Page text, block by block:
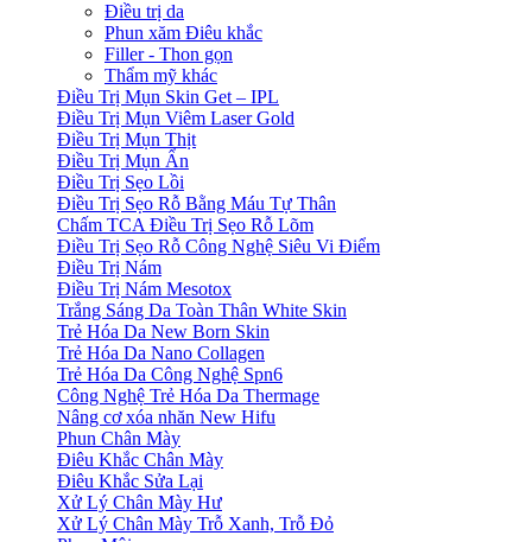
Điều trị da
Phun xăm Điêu khắc
Filler - Thon gọn
Thẩm mỹ khác
Điều Trị Mụn Skin Get – IPL
Điều Trị Mụn Viêm Laser Gold
Điều Trị Mụn Thịt
Điều Trị Mụn Ẩn
Điều Trị Sẹo Lồi
Điều Trị Sẹo Rỗ Bằng Máu Tự Thân
Chấm TCA Điều Trị Sẹo Rỗ Lõm
Điều Trị Sẹo Rỗ Công Nghệ Siêu Vi Điểm
Điều Trị Nám
Điều Trị Nám Mesotox
Trắng Sáng Da Toàn Thân White Skin
Trẻ Hóa Da New Born Skin
Trẻ Hóa Da Nano Collagen
Trẻ Hóa Da Công Nghệ Spn6
Công Nghệ Trẻ Hóa Da Thermage
Nâng cơ xóa nhăn New Hifu
Phun Chân Mày
Điêu Khắc Chân Mày
Điêu Khắc Sửa Lại
Xử Lý Chân Mày Hư
Xử Lý Chân Mày Trỗ Xanh, Trỗ Đỏ